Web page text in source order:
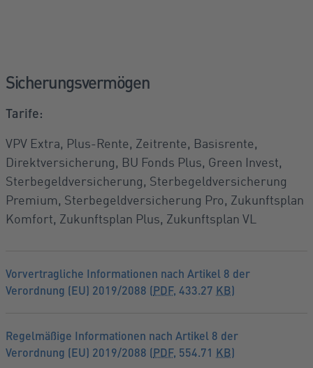
Sicherungsvermögen
Tarife:
VPV Extra, Plus-Rente, Zeitrente, Basisrente,
Direktversicherung, BU Fonds Plus, Green Invest,
Sterbegeldversicherung, Sterbegeldversicherung
Premium, Sterbegeldversicherung Pro, Zukunftsplan
Komfort, Zukunftsplan Plus, Zukunftsplan VL
Vorvertragliche Informationen nach Artikel 8 der
Verordnung (EU) 2019/2088 (PDF, 433.27 KB)
Regelmäßige Informationen nach Artikel 8 der
Verordnung (EU) 2019/2088 (PDF, 554.71 KB)